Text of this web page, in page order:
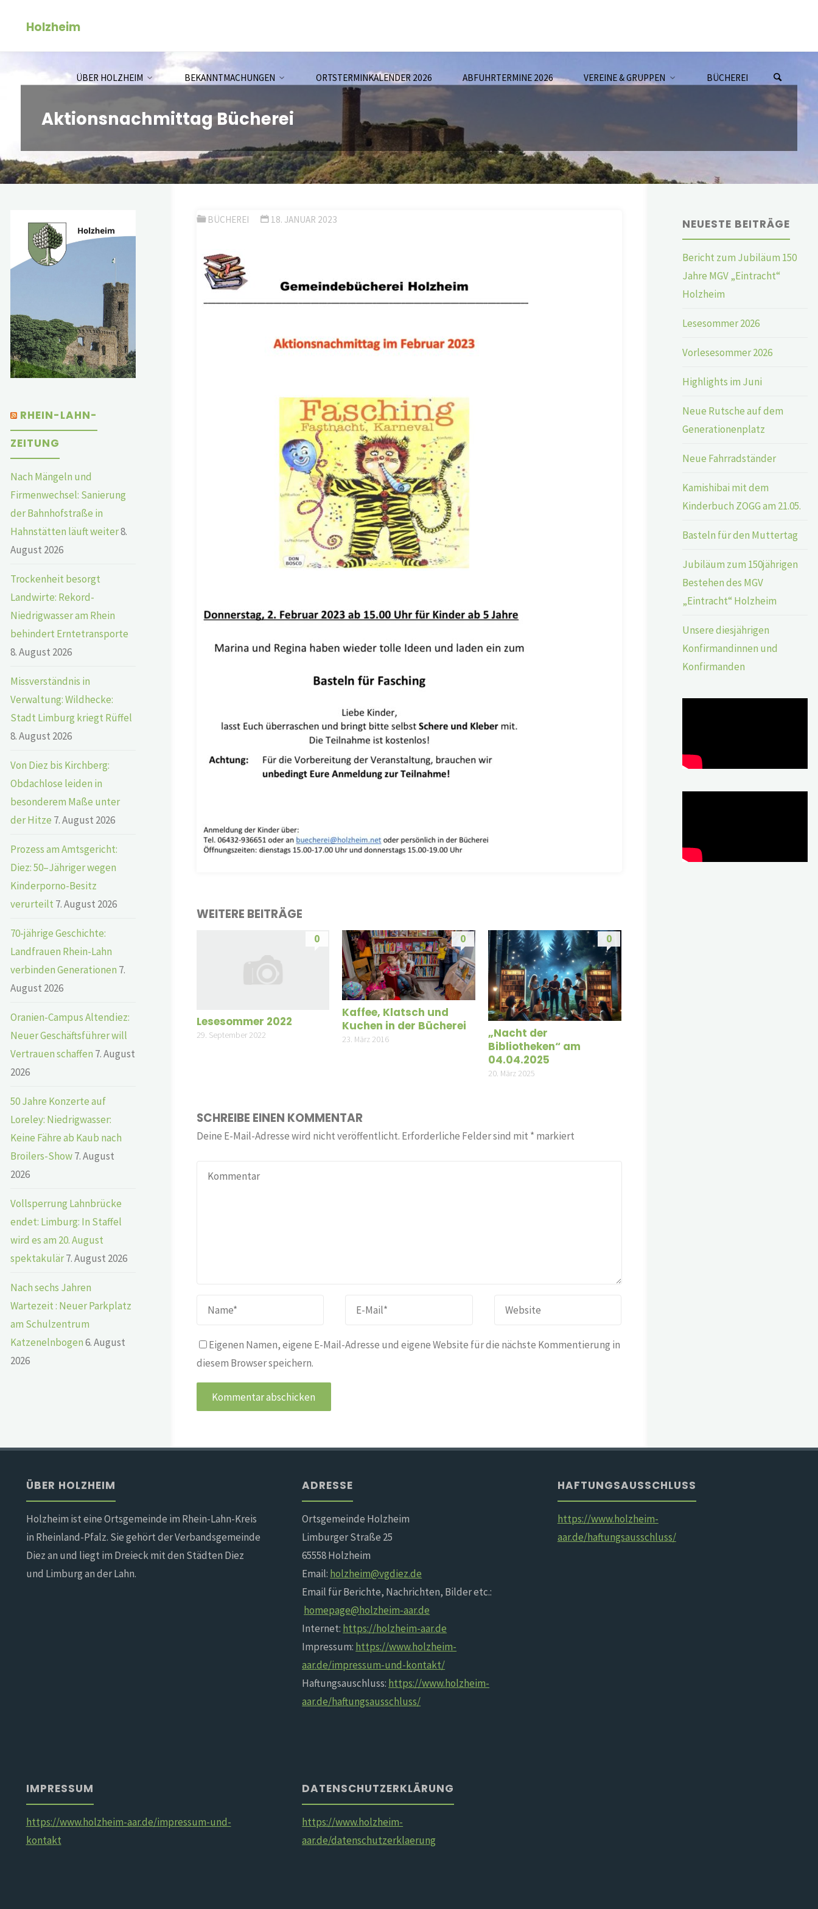
Holzheim
ÜBER HOLZHEIM BEKANNTMACHUNGEN ORTSTERMINKALENDER 2026 ABFUHRTERMINE 2026 VEREINE & GRUPPEN BÜCHEREI
Aktionsnachmittag Bücherei
BÜCHEREI 18. JANUAR 2023
WEITERE BEITRÄGE
0
Lesesommer 2022
29. September 2022
0
Kaffee, Klatsch und
Kuchen in der Bücherei
23. März 2016
0
„Nacht der
Bibliotheken“ am
04.04.2025
20. März 2025
SCHREIBE EINEN KOMMENTAR
Deine E-Mail-Adresse wird nicht veröffentlicht. Erforderliche Felder sind mit * markiert
Eigenen Namen, eigene E-Mail-Adresse und eigene Website für die nächste Kommentierung in
diesem Browser speichern.
RHEIN-LAHN-
ZEITUNG
Nach Mängeln und
Firmenwechsel: Sanierung
der Bahnhofstraße in
Hahnstätten läuft weiter8.
August 2026
Trockenheit besorgt
Landwirte: Rekord-
Niedrigwasser am Rhein
behindert Erntetransporte
8. August 2026
Missverständnis in
Verwaltung: Wildhecke:
Stadt Limburg kriegt Rüffel
8. August 2026
Von Diez bis Kirchberg:
Obdachlose leiden in
besonderem Maße unter
der Hitze 7. August 2026
Prozess am Amtsgericht:
Diez: 50–Jähriger wegen
Kinderporno-Besitz
verurteilt 7. August 2026
70-jährige Geschichte:
Landfrauen Rhein-Lahn
verbinden Generationen 7.
August 2026
Oranien-Campus Altendiez:
Neuer Geschäftsführer will
Vertrauen schaffen 7. August
2026
50 Jahre Konzerte auf
Loreley: Niedrigwasser:
Keine Fähre ab Kaub nach
Broilers-Show7. August
2026
Vollsperrung Lahnbrücke
endet: Limburg: In Staffel
wird es am 20. August
spektakulär7. August 2026
Nach sechs Jahren
Wartezeit : Neuer Parkplatz
am Schulzentrum
Katzenelnbogen6. August
2026
NEUESTE BEITRÄGE
Bericht zum Jubiläum 150
Jahre MGV „Eintracht“
Holzheim
Lesesommer 2026
Vorlesesommer 2026
Highlights im Juni
Neue Rutsche auf dem
Generationenplatz
Neue Fahrradständer
Kamishibai mit dem
Kinderbuch ZOGG am 21.05.
Basteln für den Muttertag
Jubiläum zum 150jährigen
Bestehen des MGV
„Eintracht“ Holzheim
Unsere diesjährigen
Konfirmandinnen und
Konfirmanden
ÜBER HOLZHEIM
Holzheim ist eine Ortsgemeinde im Rhein-Lahn-Kreis
in Rheinland-Pfalz. Sie gehört der Verbandsgemeinde
Diez an und liegt im Dreieck mit den Städten Diez
und Limburg an der Lahn.
ADRESSE
Ortsgemeinde Holzheim
Limburger Straße 25
65558 Holzheim
Email: holzheim@vgdiez.de
Email für Berichte, Nachrichten, Bilder etc.:
homepage@holzheim-aar.de
Internet: https://holzheim-aar.de
Impressum: https://www.holzheim-
aar.de/impressum-und-kontakt/
Haftungsauschluss: https://www.holzheim-
aar.de/haftungsausschluss/
HAFTUNGSAUSSCHLUSS
https://www.holzheim-
aar.de/haftungsausschluss/
IMPRESSUM
https://www.holzheim-aar.de/impressum-und-
kontakt
DATENSCHUTZERKLÄRUNG
https://www.holzheim-
aar.de/datenschutzerklaerung